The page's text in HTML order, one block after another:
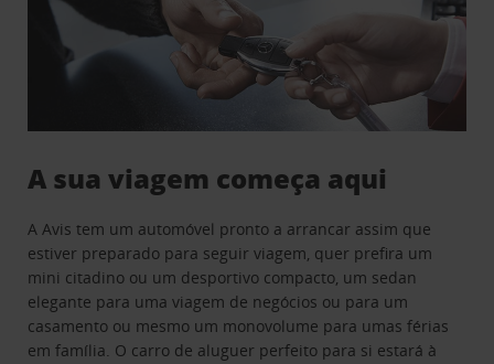
A sua viagem começa aqui
A Avis tem um automóvel pronto a arrancar assim que
estiver preparado para seguir viagem, quer prefira um
mini citadino ou um desportivo compacto, um sedan
elegante para uma viagem de negócios ou para um
casamento ou mesmo um monovolume para umas férias
em família. O carro de aluguer perfeito para si estará à